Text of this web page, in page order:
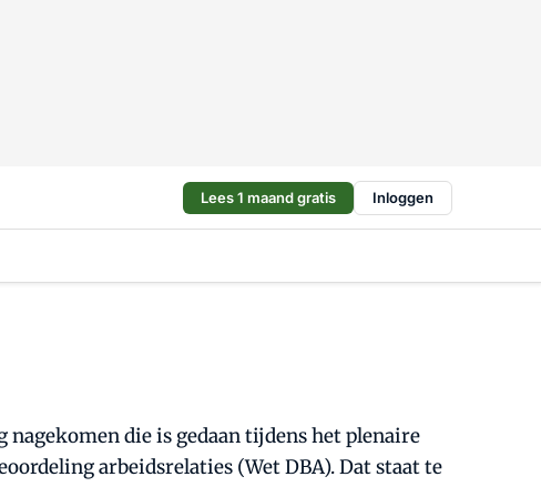
Lees 1 maand gratis Inloggen
die is gedaan tijdens het plenaire
arbeidsrelaties (Wet DBA). Dat staat te